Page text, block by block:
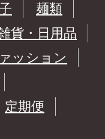
麺類
貨・日用品
ッション
定期便